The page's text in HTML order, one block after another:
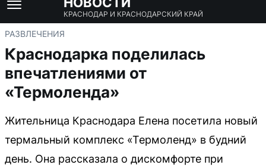
КРАСНОДАР И КРАСНОДАРСКИЙ КРАЙ
РАЗВЛЕЧЕНИЯ
Краснодарка поделилась
впечатлениями от
«Термоленда»
Жительница Краснодара Елена посетила новый
термальный комплекс «Термоленд» в будний
день. Она рассказала о дискомфорте при